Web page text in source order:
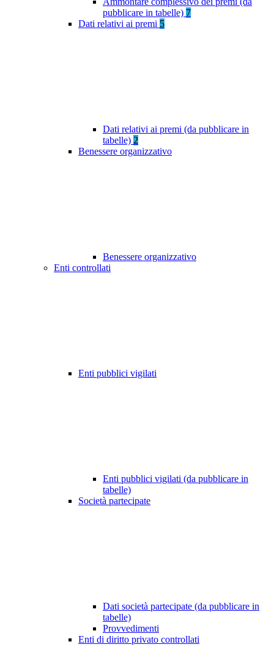
pubblicare in tabelle) 7
Dati relativi ai premi 5
Dati relativi ai premi (da pubblicare in
tabelle) 2
Benessere organizzativo
Benessere organizzativo
Enti controllati
Enti pubblici vigilati
Enti pubblici vigilati (da pubblicare in
tabelle)
Società partecipate
Dati società partecipate (da pubblicare in
tabelle)
Provvedimenti
Enti di diritto privato controllati